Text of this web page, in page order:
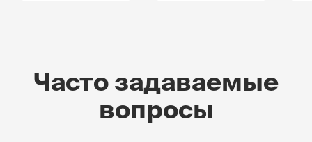
Часто задаваемые
вопросы